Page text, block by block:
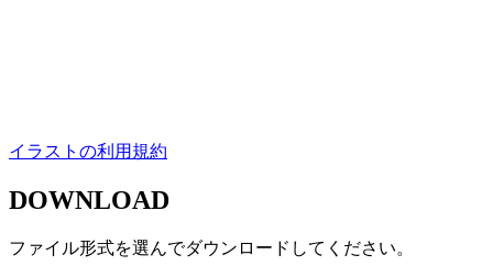
イラストの利用規約
DOWNLOAD
ファイル形式を選んでダウンロードしてください。